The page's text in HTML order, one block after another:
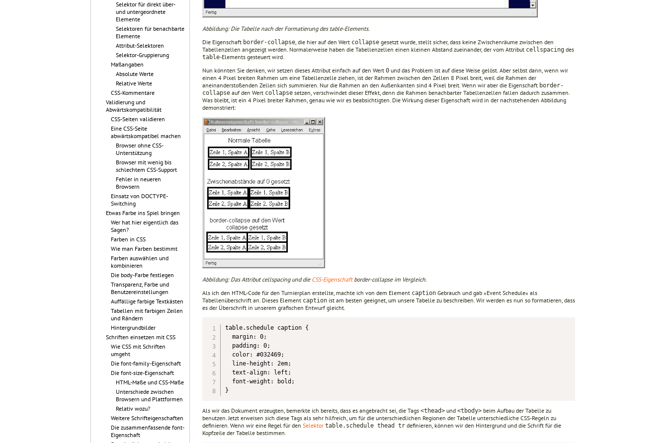
Selektor für direkt über-
und untergeordnete
Elemente
Selektoren für benachbarte
Elemente
Attribut-Selektoren
Selektor-Gruppierung
Maßangaben
Absolute Werte
Relative Werte
CSS-Kommentare
Validierung und
Abwärtskompatibilität
CSS-Seiten validieren
Eine CSS-Seite
abwärtskompatibel machen
Browser ohne CSS-
Unterstützung
Browser mit wenig bis
schlechtem CSS-Support
Fehler in neueren
Browsern
Einsatz von DOCTYPE-
Switching
Etwas Farbe ins Spiel bringen
Wer hat hier eigentlich das
Sagen?
Farben in CSS
Wie man Farben bestimmt
Farben auswählen und
kombinieren
Die body-Farbe festlegen
Transparenz, Farbe und
Benutzereinstellungen
Auffällige farbige Textkästen
Tabellen mit farbigen Zeilen
und Rändern
Hintergrundbilder
Schriften einsetzen mit CSS
Wie CSS mit Schriften
umgeht
Die font-family-Eigenschaft
Die font-size-Eigenschaft
HTML-Maße und CSS-Maße
Unterschiede zwischen
Browsern und Plattformen
Relativ wozu?
Weitere Schrifteigenschaften
Die zusammenfassende font-
Eigenschaft
Abbildung: Die Tabelle nach der Formatierung des table-Elements.
Die Eigenschaft border-collapse , die hier auf den Wert collapse gesetzt wurde, stellt sicher, dass keine Zwischenräume zwischen den
Tabellenzellen angezeigt werden. Normalerweise haben die Tabellenzellen einen kleinen Abstand zueinander, der vom Attribut cellspacing des
table-Elements gesteuert wird.
Nun könnten Sie denken, wir setzen dieses Attribut einfach auf den Wert 0 und das Problem ist auf diese Weise gelöst. Aber selbst dann, wenn wir
einen 4 Pixel breiten Rahmen um eine Tabellenzelle ziehen, ist der Rahmen zwischen den Zellen 8 Pixel breit, weil die Rahmen der
aneinanderstoßenden Zellen sich summieren. Nur die Rahmen an den Außenkanten sind 4 Pixel breit. Wenn wir aber die Eigenschaft border-
collapse auf den Wert collapse setzen, verschwindet dieser Effekt, denn die Rahmen benachbarter Tabellenzellen fallen dadurch zusammen.
Was bleibt, ist ein 4 Pixel breiter Rahmen, genau wie wir es beabsichtigten. Die Wirkung dieser Eigenschaft wird in der nachstehenden Abbildung
demonstriert:
Abbildung: Das Attribut cellspacing und die CSS-Eigenschaftborder-collapse im Vergleich.
Als ich den HTML-Code für den Turnierplan erstellte, machte ich von dem Element caption Gebrauch und gab »Event Schedule« als
Tabellenüberschrift an. Dieses Element caption ist am besten geeignet, um unsere Tabelle zu beschreiben. Wir werden es nun so formatieren, dass
es der Überschrift in unserem grafischen Entwurf gleicht.
table.schedule caption {
  margin: 0;
  padding: 0;
  color: #032469;
  line-height: 2em;
  text-align: left;
  font-weight: bold;
}
Als wir das Dokument erzeugten, bemerkte ich bereits, dass es angebracht sei, die Tags <thead> und <tbody> beim Aufbau der Tabelle zu
benutzen. Jetzt erweisen sich diese Tags als sehr hilfreich, um für die unterschiedlichen Regionen der Tabelle unterschiedliche CSS-Regeln zu
definieren. Wenn wir eine Regel für den Selektor table.schedule thead tr definieren, können wir den Hintergrund und die Schrift für die
Kopfzeile der Tabelle bestimmen.